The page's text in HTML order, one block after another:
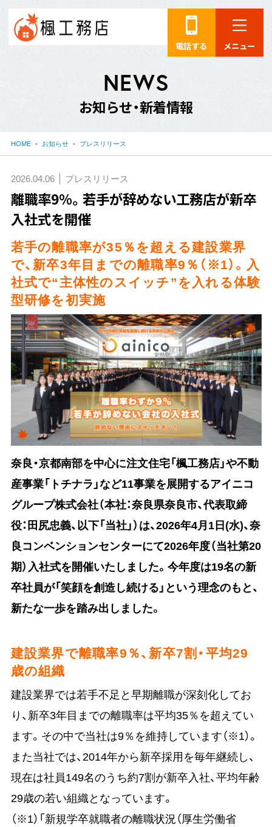
電話する メニュー
NEWS
お知らせ・新着情報
HOME お知らせ プレスリリース
2026.04.06 プレスリリース
離職率9％。若手が辞めない工務店が新卒
入社式を開催
若手の離職率が35％を超える建設業界
で、新卒3年目までの離職率9％（※1）。入
社式で“主体性のスイッチ”を入れる体験
型研修を初実施
奈良・京都南部を中心に注文住宅「楓工務店」や不動
産事業「トチナラ」など11事業を展開するアイニコ
グループ株式会社（本社：奈良県奈良市、代表取締
役：田尻忠義、以下「当社」）は、2026年4月1日(水)、奈
良コンベンションセンターにて2026年度（当社第20
期）入社式を開催いたしました。今年度は19名の新
卒社員が「笑顔を創造し続ける」という理念のもと、
新たな一歩を踏み出しました。
建設業界で離職率9％、新卒7割・平均29
歳の組織
建設業界では若手不足と早期離職が深刻化してお
り、新卒3年目までの離職率は平均35％を超えてい
ます。その中で当社は9％を維持しています（※1）。
また当社では、2014年から新卒採用を毎年継続し、
現在は社員149名のうち約7割が新卒入社、平均年齢
29歳の若い組織となっています。
（※1）「新規学卒就職者の離職状況（厚生労働省